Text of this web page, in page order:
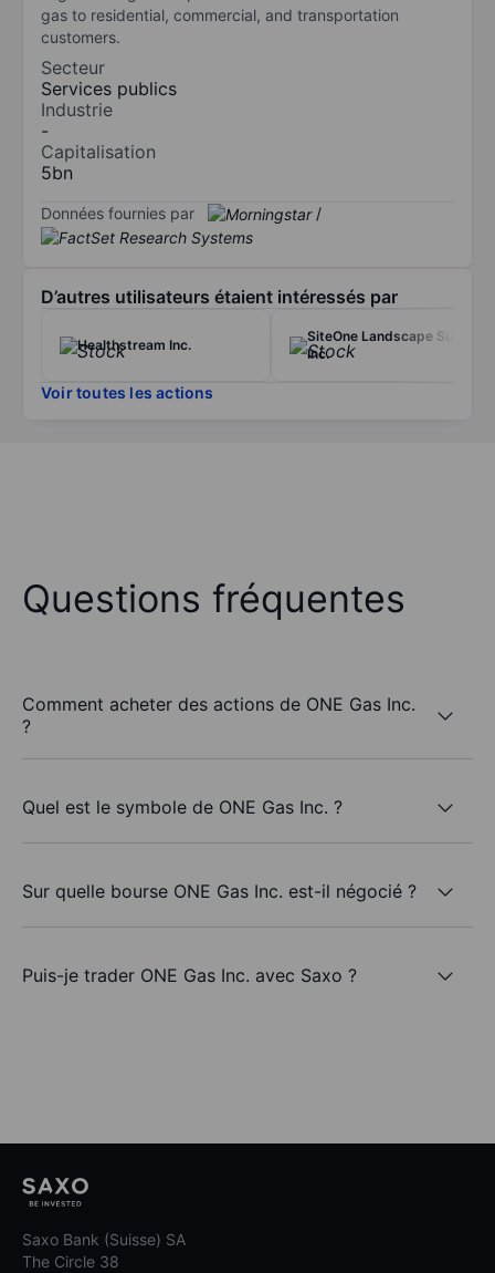
gas to residential, commercial, and transportation
customers.
Secteur
Services publics
Industrie
-
Capitalisation
5bn
Données fournies par /
D’autres utilisateurs étaient intéressés par
Healthstream Inc.
SiteOne Landscape Supply
Inc.
Voir toutes les actions
Questions fréquentes
Comment acheter des actions de ONE Gas Inc.
?
Quel est le symbole de ONE Gas Inc. ?
Sur quelle bourse ONE Gas Inc. est-il négocié ?
Puis-je trader ONE Gas Inc. avec Saxo ?
Saxo Bank (Suisse) SA
The Circle 38